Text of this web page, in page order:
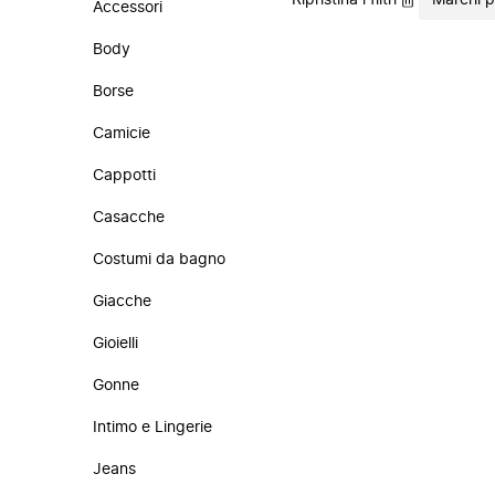
Accessori
Body
Borse
Camicie
Cappotti
Casacche
Costumi da bagno
Giacche
Gioielli
Gonne
Intimo e Lingerie
Jeans